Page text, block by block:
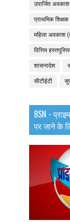
उपार्जित अवकाश
प्राथमिक
महिला अवकाश
वित्तिय
शासनादेश
सीटीईटी
BSN -
पर जाने के